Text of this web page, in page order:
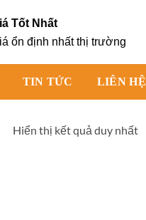
Tốt Nhất
ổn định nhất thị trường
TIN TỨC LIÊN HỆ
Hiển thị kết quả duy nhất